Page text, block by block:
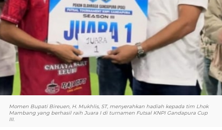
Momen Bupati Bireuen, H. Mukhlis, ST, menyerahkan hadiah kepada tim Lhok
Mambang yang berhasil raih Juara I di turnamen Futsal KNPI Gandapura Cup
III.